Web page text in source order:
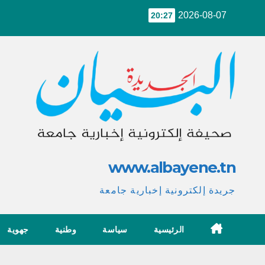
2026-08-07
20:27
www.albayene.tn
جريدة إلكترونية إخبارية جامعة
الرئيسية سياسة وطنية جهوية